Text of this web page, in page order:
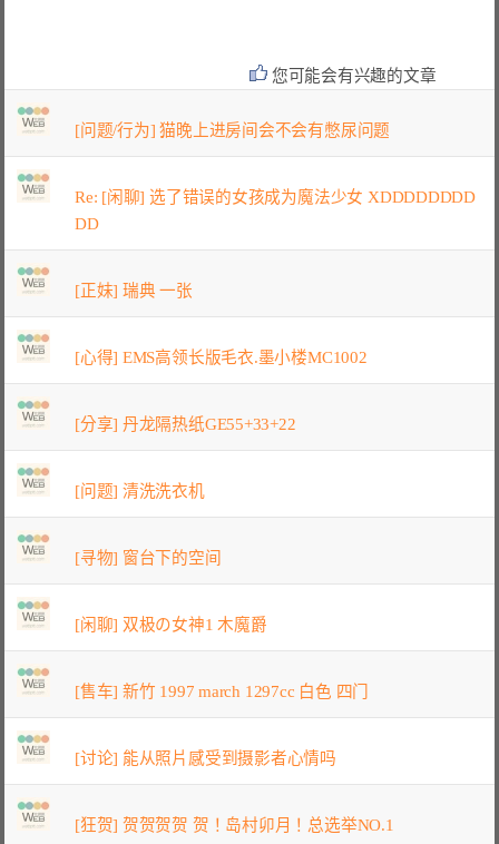
您可能会有兴趣的文章
[问题/行为] 猫晚上进房间会不会有憋尿问题
Re: [闲聊] 选了错误的女孩成为魔法少女 XDDDDDDDD
DD
[正妹] 瑞典 一张
[心得] EMS高领长版毛衣.墨小楼MC1002
[分享] 丹龙隔热纸GE55+33+22
[问题] 清洗洗衣机
[寻物] 窗台下的空间
[闲聊] 双极の女神1 木魔爵
[售车] 新竹 1997 march 1297cc 白色 四门
[讨论] 能从照片感受到摄影者心情吗
[狂贺] 贺贺贺贺 贺！岛村卯月！总选举NO.1